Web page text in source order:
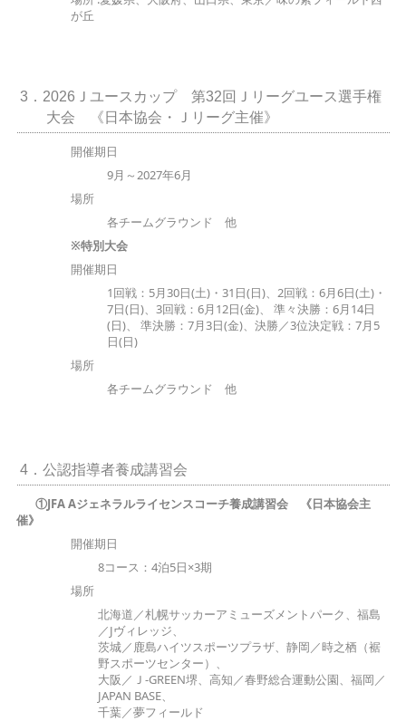
が丘
3．2026Ｊユースカップ 第32回Ｊリーグユース選手権
大会 《日本協会・Ｊリーグ主催》
開催期日
9月～2027年6月
場所
各チームグラウンド 他
※特別大会
開催期日
1回戦：5月30日(土)・31日(日)、2回戦：6月6日(土)・
7日(日)、3回戦：6月12日(金)、 準々決勝：6月14日
(日)、 準決勝：7月3日(金)、決勝／3位決定戦：7月5
日(日)
場所
各チームグラウンド 他
4．公認指導者養成講習会
①JFA Aジェネラルライセンスコーチ養成講習会 《日本協会主
催》
開催期日
8コース：4泊5日×3期
場所
北海道／札幌サッカーアミューズメントパーク、福島
／Jヴィレッジ、
茨城／鹿島ハイツスポーツプラザ、静岡／時之栖（裾
野スポーツセンター）、
大阪／Ｊ-GREEN堺、高知／春野総合運動公園、福岡／
JAPAN BASE、
千葉／夢フィールド